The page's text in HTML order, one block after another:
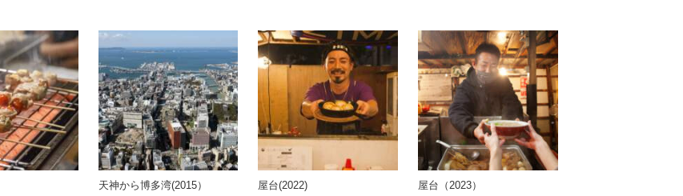
天神から博多湾(2015）
屋台(2022)
屋台（2023）